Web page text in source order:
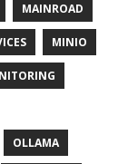
MAINROAD
MINIO
OLLAMA